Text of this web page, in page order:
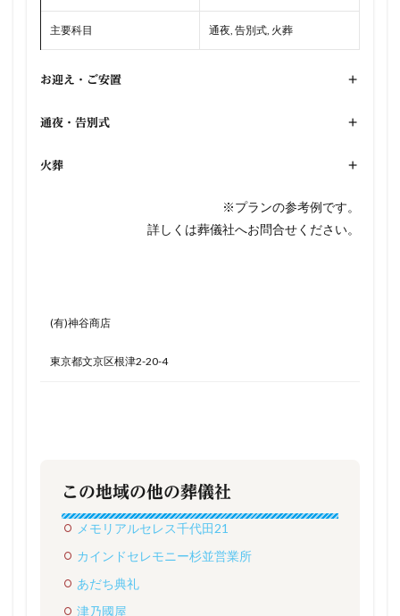
主要科目 通夜, 告別式, 火葬
お迎え・ご安置 +
通夜・告別式 +
火葬 +
※プランの参考例です。
詳しくは葬儀社へお問合せください。
(有)神谷商店
東京都文京区根津2-20-4
この地域の他の葬儀社
メモリアルセレス千代田21
カインドセレモニー杉並営業所
あだち典礼
津乃國屋